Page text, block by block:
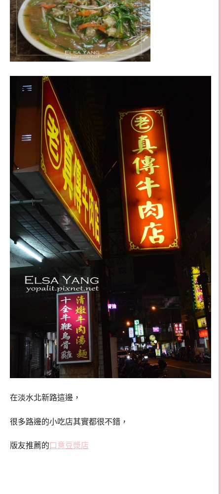
在淡水北新路這邊，
很多路邊的小吃店其實都很不錯，
版友推薦的 口意豆漿店